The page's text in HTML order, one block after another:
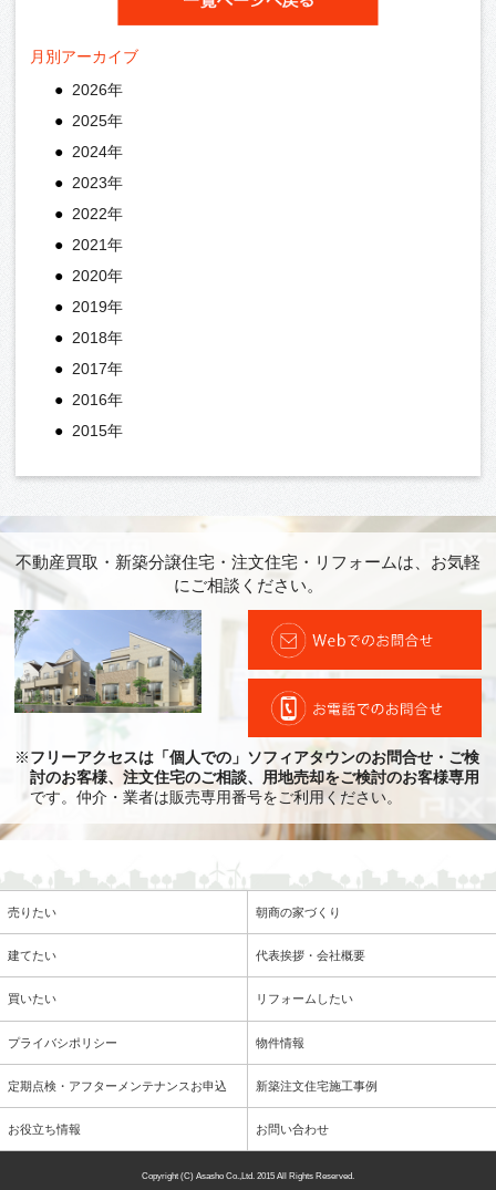
月別アーカイブ
2026年
2025年
2024年
2023年
2022年
2021年
2020年
2019年
2018年
2017年
2016年
2015年
不動産買取・新築分譲住宅・注文住宅・リフォームは、お気軽
にご相談ください。
※フリーアクセスは「個人での」ソフィアタウンのお問合せ・ご検
討のお客様、注文住宅のご相談、用地売却をご検討のお客様専用
です。仲介・業者は販売専用番号をご利用ください。
売りたい 朝商の家づくり
建てたい 代表挨拶・会社概要
買いたい リフォームしたい
プライバシポリシー 物件情報
定期点検・アフターメンテナンスお申込 新築注文住宅施工事例
お役立ち情報 お問い合わせ
Copyright (C) Asasho Co.,Ltd. 2015 All Rights Reserved.